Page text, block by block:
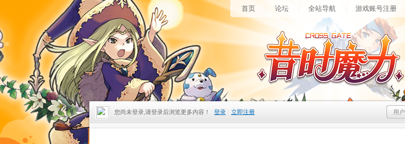
首页 论坛 全站导航 游戏账号注册
用户
您尚未登录,请登录后浏览更多内容！ 登录 立即注册